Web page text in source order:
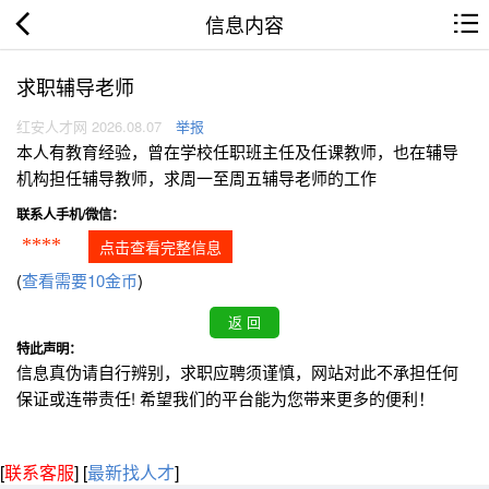
信息内容
求职辅导老师
红安人才网 2026.08.07 举报
本人有教育经验，曾在学校任职班主任及任课教师，也在辅导
机构担任辅导教师，求周一至周五辅导老师的工作
联系人手机/微信：
**** 点击查看完整信息
(查看需要10金币)
特此声明：
信息真伪请自行辨别，求职应聘须谨慎，网站对此不承担任何
保证或连带责任! 希望我们的平台能为您带来更多的便利！
[联系客服] [最新找人才]